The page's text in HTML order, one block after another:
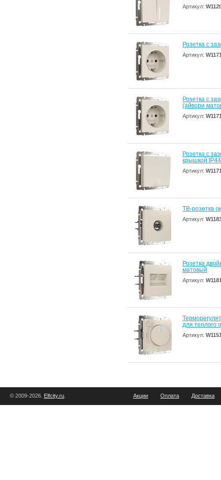
Артикул:
Розетка с
Артикул:
Розетка с
(айвори
Артикул:
Розетка с
крышкой
Артикул:
ТВ-розетка
Артикул:
Розетка
матовый
Артикул:
для теплого
Артикул:
© 2009-2026. Elfcity.ru Акции Оплата Доставка